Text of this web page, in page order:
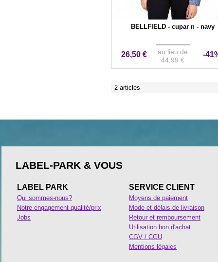
BELLFIELD - cupar n - navy
26,50 €
au lieu de
44,99 €
-
2 articles
LABEL-PARK & VOUS
LABEL PARK
Qui sommes-nous?
Notre engagement qualité/prix
Jobs
SERVICE CLIENT
Moyens de paiement
Mode et délais de livraison
Retour et remboursement
Utilisation bon d'achat
CGV / CGU
Mentions légales